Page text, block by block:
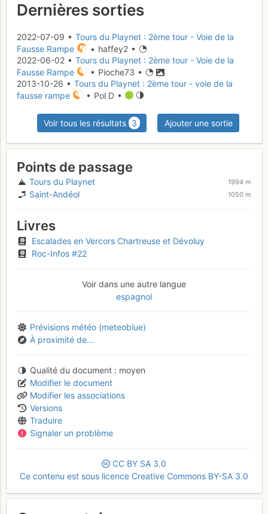
Dernières sorties
2022-07-09 • Tours du Playnet : 2ème tour - Voie de la
Fausse Rampe
• haffey2 •
2022-06-02 • Tours du Playnet : 2ème tour - Voie de la
Fausse Rampe
• Pioche73 •
2013-10-26 • Tours du Playnet : 2ème tour - voie de la
fausse rampe
• Pol D •
Voir tous les résultats 3 Ajouter une sortie
Points de passage
Tours du Playnet 1994 m
Saint-Andéol 1050 m
Livres
Escalades en Vercors Chartreuse et Dévoluy
Roc-Infos #22
Voir dans une autre langue
espagnol
Prévisions météo (meteoblue)
À proximité de...
Qualité du document
moyen
Modifier le document
Modifier les associations
Versions
Traduire
Signaler un problème
CC BY SA 3.0
Ce contenu est sous licence Creative Commons BY-SA 3.0